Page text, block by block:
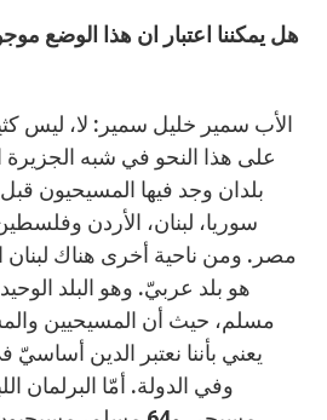
هل يمكننا اعتبار ان هذا الوضع
الأب سمير خليل سمير: لا، ليس
على هذا النحو في شبه الجزيرة
بلدان وجد فيها المسيحيون
سوريا، لبنان، الأردن
مصر. ومن ناحية أخرى هناك لبنان
هو بلد عربيّ. وهو البلد
مسلم، حيث أن المسيحيين
يعني بأننا نعتبر الدين